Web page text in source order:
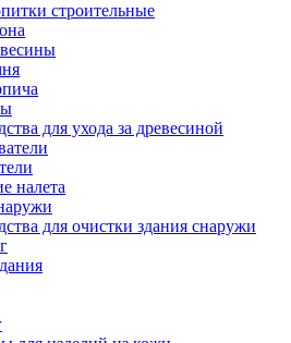
строительные
для ухода за древесиной
налета
для очистки здания снаружи